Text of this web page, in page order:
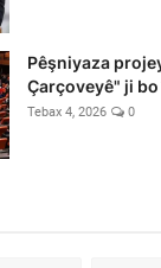
Pêşniyaza
Çarçoveyê" ji
Tebax 4, 2026 0